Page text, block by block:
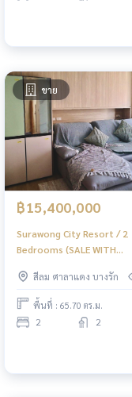
ขาย
฿15,400,000
Surawong City Resort / 2
Bedrooms (SALE WITH
ห้องนอน (ขายพร้อมผู้เช่า)
สีลม ศาลาแดง บางรัก
พื้นที่ : 65.70 ตร.ม.
2 2